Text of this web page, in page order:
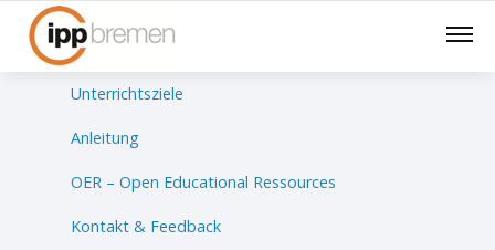
Lernsituationen
Unterrichtsziele
Anleitung
OER – Open Educational Ressources
Kontakt & Feedback